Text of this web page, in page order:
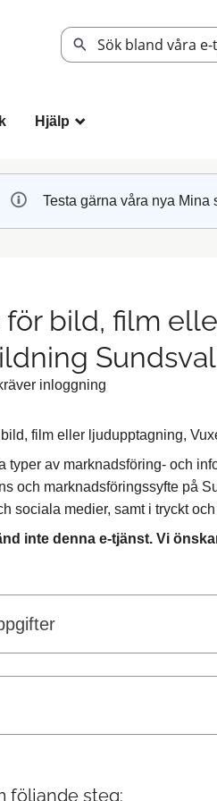
Hjälp _
Testa gärna våra nya
för bild, film
inloggning
film eller ljudupptagning,
typer av marknadsföring- och
och marknadsföringssyfte på
sociala medier, samt i tryckt
inte denna e-tjänst. Vi
följande steg: